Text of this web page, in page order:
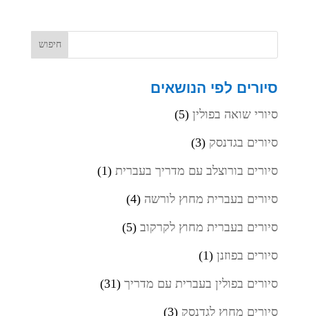
סיורים לפי הנושאים
סיורי שואה בפולין (5)
סיורים בגדנסק (3)
סיורים בורוצלב עם מדריך בעברית (1)
סיורים בעברית מחוץ לורשה (4)
סיורים בעברית מחוץ לקרקוב (5)
סיורים בפוזנן (1)
סיורים בפולין בעברית עם מדריך (31)
סיורים מחוץ לגדנסק (3)